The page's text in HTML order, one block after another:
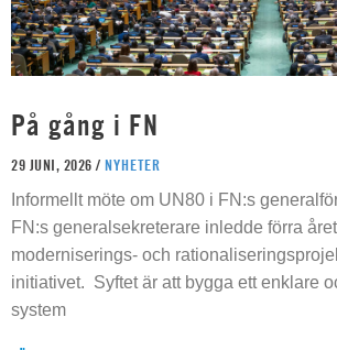
På gång i FN
29 JUNI, 2026 / NYHETER
Informellt möte om UN80 i FN:s
FN:s generalsekreterare inledde förra
moderniserings- och
initiativet. Syftet är att bygga ett enklare
system